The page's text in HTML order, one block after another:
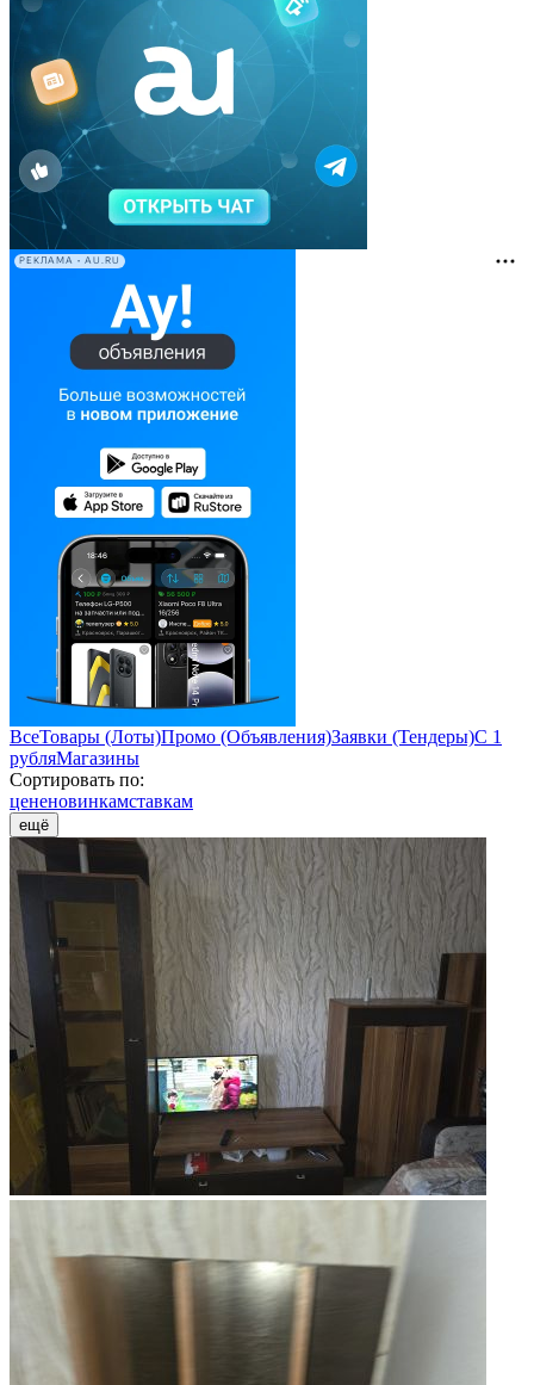
РЕКЛАМА • AU.RU
ВсеТовары (Лоты)Промо (Объявления)Заявки (Тендеры)С 1
рубляМагазины
Сортировать по:
цененовинкамставкам
ещё